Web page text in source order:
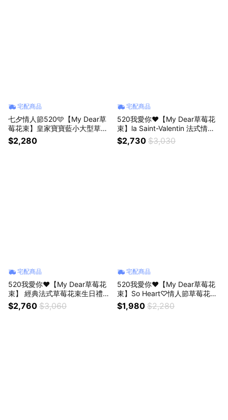
宅配商品
七夕情人節520🩵【My Dear草
莓花束】皇家寶寶藍小大型草莓
花束 獅子座生日禮物 情人節花
束
$2,280
宅配商品
520我愛你❤️【My Dear草莓花
束】la Saint-Valentin 法式情人
草莓花束禮盒組（贈送LED燈串
+好吃牛奶煉乳）獅子座生日禮
$2,730 $3,030
宅配商品
520我愛你❤️【My Dear草莓花
束】 經典法式草莓花束生日禮盒
組（贈送LED燈串+好吃牛奶煉
乳+生日插牌）獅子座生日禮物
$2,760 $3,060
宅配商品
520我愛你❤️【My Dear草莓花
束】So Heart♡情人節草莓花束
小型 獅子座生日禮物
$1,980 $2,280